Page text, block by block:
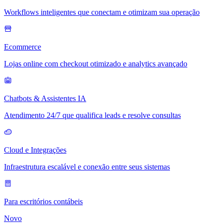
Workflows inteligentes que conectam e otimizam sua operação
Ecommerce
Lojas online com checkout otimizado e analytics avançado
Chatbots & Assistentes IA
Atendimento 24/7 que qualifica leads e resolve consultas
Cloud e Integrações
Infraestrutura escalável e conexão entre seus sistemas
Para escritórios contábeis
Novo